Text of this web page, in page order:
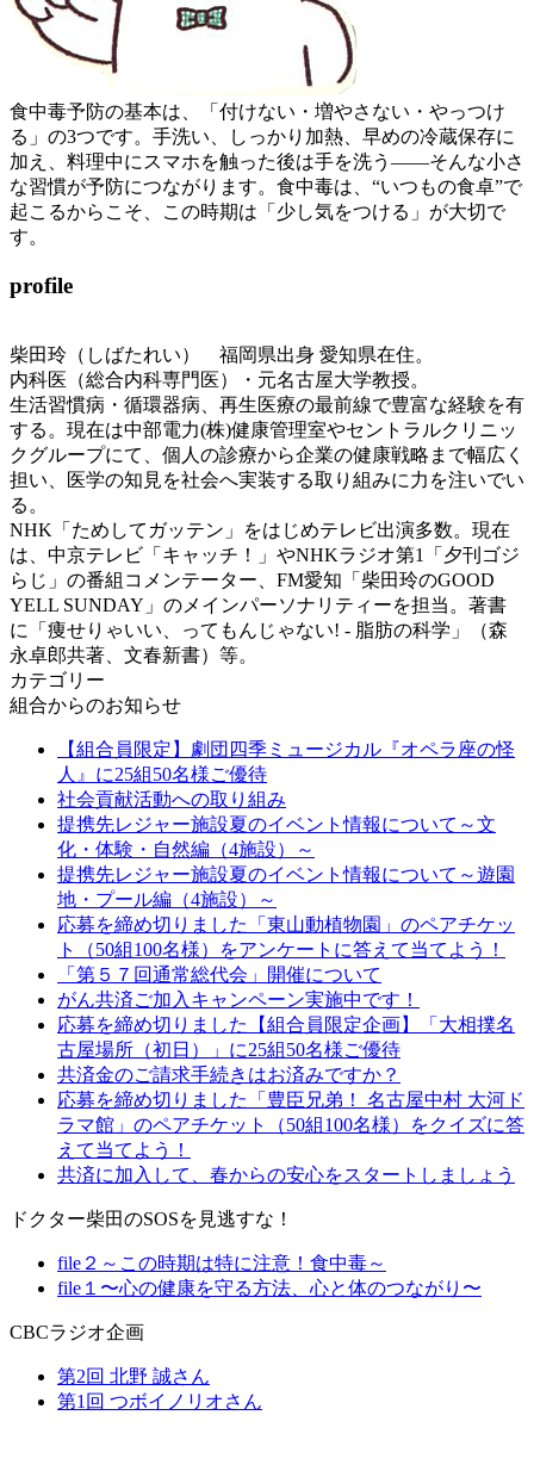
食中毒予防の基本は、「付けない・増やさない・やっつけ
る」の3つです。手洗い、しっかり加熱、早めの冷蔵保存に
加え、料理中にスマホを触った後は手を洗う――そんな小さ
な習慣が予防につながります。食中毒は、“いつもの食卓”で
起こるからこそ、この時期は「少し気をつける」が大切で
す。
profile
柴田玲 （しばたれい）
福岡県出身 愛知県在住。
内科医（総合内科専門医）・元名古屋大学教授。
生活習慣病・循環器病、再生医療の最前線で豊富な経験を有
する。現在は中部電力(株)健康管理室やセントラルクリニッ
クグループにて、個人の診療から企業の健康戦略まで幅広く
担い、医学の知見を社会へ実装する取り組みに力を注いでい
る。
NHK「ためしてガッテン」をはじめテレビ出演多数。現在
は、中京テレビ「キャッチ！」やNHKラジオ第1「夕刊ゴジ
らじ」の番組コメンテーター、FM愛知「柴田玲のGOOD
YELL SUNDAY」のメインパーソナリティーを担当。著書
に「痩せりゃいい、ってもんじゃない! - 脂肪の科学」（森
永卓郎共著、文春新書）等。
カテゴリー
組合からのお知らせ
【組合員限定】劇団四季ミュージカル『オペラ座の怪
人』に25組50名様ご優待
社会貢献活動への取り組み
提携先レジャー施設夏のイベント情報について～文
化・体験・自然編（4施設）～
提携先レジャー施設夏のイベント情報について～遊園
地・プール編（4施設）～
応募を締め切りました「東山動植物園」のペアチケッ
ト（50組100名様）をアンケートに答えて当てよう！
「第５７回通常総代会」開催について
がん共済ご加入キャンペーン実施中です！
応募を締め切りました【組合員限定企画】「大相撲名
古屋場所（初日）」に25組50名様ご優待
共済金のご請求手続きはお済みですか？
応募を締め切りました「豊臣兄弟！ 名古屋中村 大河ド
ラマ館」のペアチケット（50組100名様）をクイズに答
えて当てよう！
共済に加入して、春からの安心をスタートしましょう
ドクター柴田のSOSを見逃すな！
file２～この時期は特に注意！食中毒～
file１〜心の健康を守る方法、心と体のつながり〜
CBCラジオ企画
第2回 北野 誠さん
第1回 つボイノリオさん